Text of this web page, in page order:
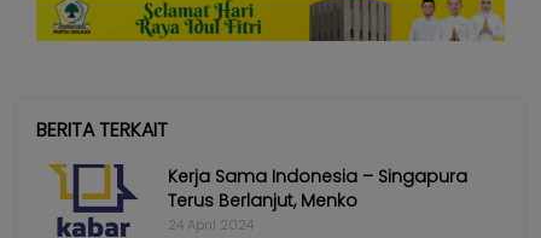
BERITA TERKAIT
Kerja Sama Indonesia – Singapura
Terus Berlanjut, Menko
24 April 2024